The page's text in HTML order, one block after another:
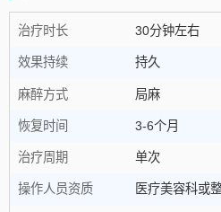
治疗时长 30分钟左右
效果持续 持久
麻醉方式 局麻
恢复时间 3-6个月
治疗周期 单次
操作人员资质 医疗美容科或